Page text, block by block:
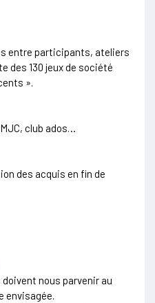
entre participants, ateliers
des 130 jeux de société
».
club ados…
des acquis en fin de
nous parvenir au
envisagée.